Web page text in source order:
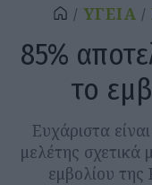
ΥΓΕΙΑ
85%
το
Ευχάριστα
μελέτης σχετικά
εμβολίου